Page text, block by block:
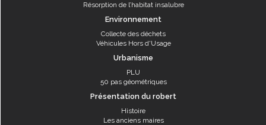
Résorption de l’habitat insalubre
Environnement
Collecte des déchets
Véhicules Hors d'Usage
Urbanisme
PLU
50 pas géométriques
Présentation du robert
Histoire
Les anciens maires